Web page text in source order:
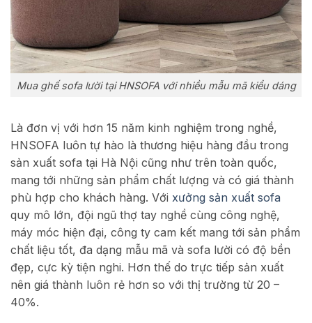
Mua ghế sofa lười tại HNSOFA với nhiều mẫu mã kiểu dáng
Là đơn vị với hơn 15 năm kinh nghiệm trong nghề,
HNSOFA luôn tự hào là thương hiệu hàng đầu trong
sản xuất sofa tại Hà Nội cũng như trên toàn quốc,
mang tới những sản phẩm chất lượng và có giá thành
phù hợp cho khách hàng. Với xưởng sản xuất sofa
quy mô lớn, đội ngũ thợ tay nghề cùng công nghệ,
máy móc hiện đại, công ty cam kết mang tới sản phẩm
chất liệu tốt, đa dạng mẫu mã và sofa lười có độ bền
đẹp, cực kỳ tiện nghi. Hơn thế do trực tiếp sản xuất
nên giá thành luôn rẻ hơn so với thị trường từ 20 –
40%.